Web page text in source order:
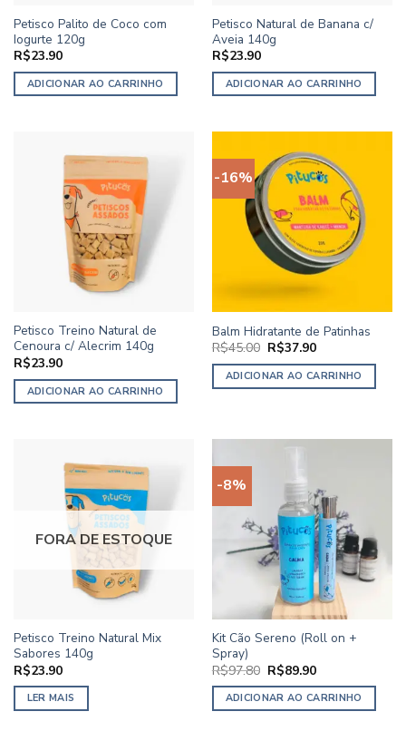
Petisco Palito de Coco com
Iogurte 120g
R$23.90
ADICIONAR AO CARRINHO
Petisco Natural de Banana c/
Aveia 140g
R$23.90
ADICIONAR AO CARRINHO
Petisco Treino Natural de
Cenoura c/ Alecrim 140g
R$23.90
ADICIONAR AO CARRINHO
-16%
Balm Hidratante de Patinhas
R$45.00 O
preço
original
era:
R$45.00.
R$37.90O
atual
é:
R$37.90.
ADICIONAR AO CARRINHO
FORA DE ESTOQUE
Petisco Treino Natural Mix
Sabores 140g
R$23.90
LER MAIS
-8%
Kit Cão Sereno (Roll on +
Spray)
R$97.80 O
preço
original
era:
R$97.80.
R$89.90O
atual
é:
R$89.90.
ADICIONAR AO CARRINHO